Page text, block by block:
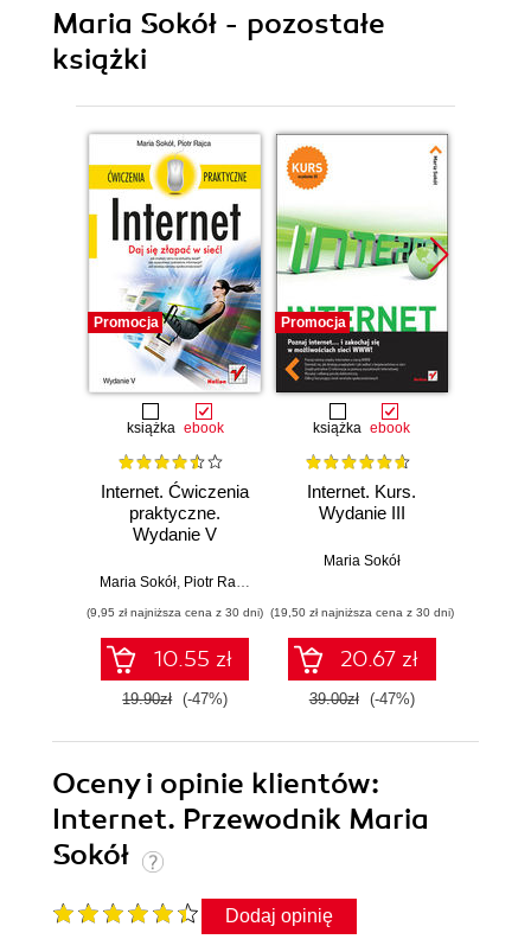
Maria Sokół - pozostałe
książki
Promocja
książka ebook
Internet. Ćwiczenia
praktyczne.
Wydanie V
Maria Sokół Piotr Rajca
(9,95 zł najniższa cena z 30 dni)
10.55 zł
19.90zł (-47%)
Promocja
książka ebook
Internet. Kurs.
Wydanie III
Maria Sokół
(19,50 zł najniższa cena z 30 dni)
20.67 zł
39.00zł (-47%)
Oceny i opinie klientów:
Internet. Przewodnik Maria
Sokół
Dodaj opinię